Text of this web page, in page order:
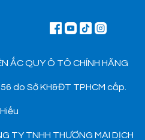
ẮC QUY Ô TÔ CHÍNH HÃNG
do Sở KH&ĐT TPHCM cấp.
TY TNHH THƯƠNG MẠI DỊCH